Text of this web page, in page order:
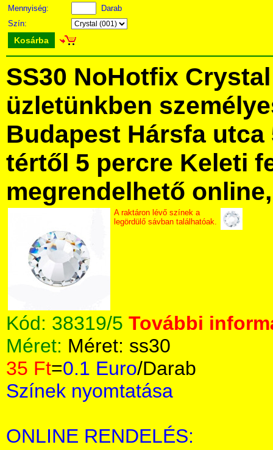
Mennyiség:
Darab
Szín:
Kosárba
SS30 NoHotfix
üzletünkben
Budapest Hársfa utca
tértől 5 percre Keleti
megrendelhető
A raktáron lévő színek a
legördülő sávban találhatóak.
Kód: 38319/5 További
Méret: Méret: ss30
35 Ft=0.1 Euro/Darab
Színek nyomtatása
ONLINE RENDELÉS: